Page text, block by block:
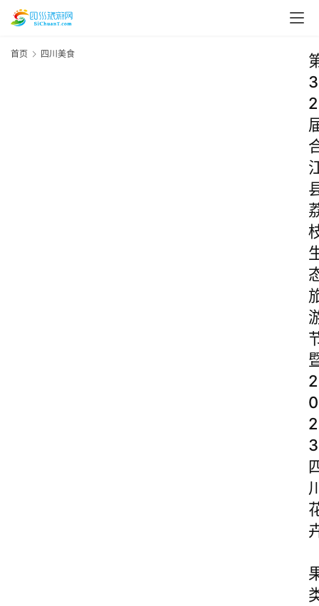
首页 四川美食
3
2
2
0
2
3